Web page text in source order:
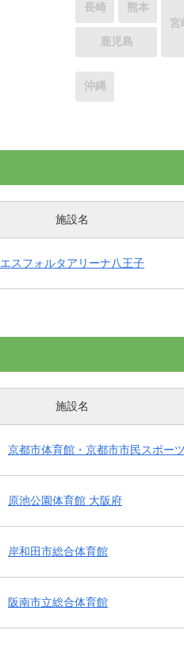
長崎 熊本
鹿児島
宮
沖縄
施設名
エスフォルタアリーナ八王子
施設名
京都市体育館・京都市市民スポー
原池公園体育館 大阪府
岸和田市総合体育館
阪南市立総合体育館